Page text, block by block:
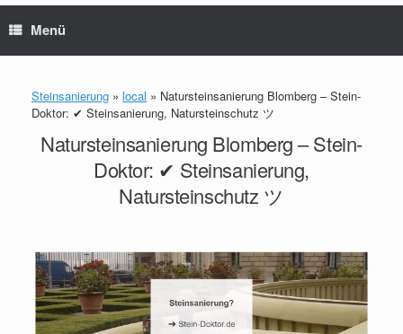
Menü
Steinsanierung » local » Natursteinsanierung Blomberg – Stein-
Doktor: ✔ Steinsanierung, Natursteinschutz ツ
Natursteinsanierung Blomberg – Stein-
Doktor: ✔ Steinsanierung,
Natursteinschutz ツ